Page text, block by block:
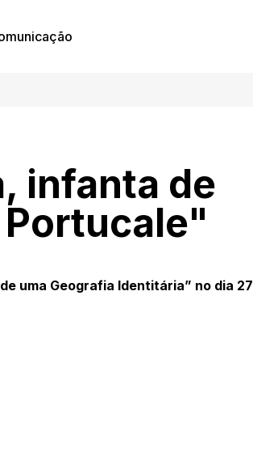
infanta de
uma Geografia Identitária” no dia 27